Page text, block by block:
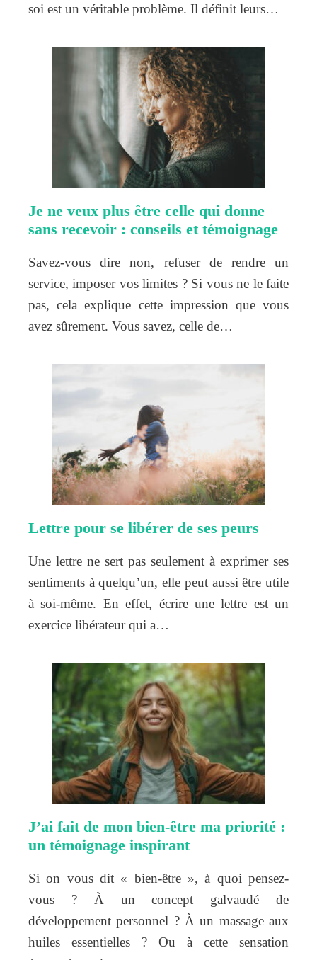
soi est un véritable problème. Il définit leurs…
Je ne veux plus être celle qui donne
sans recevoir : conseils et témoignage
Savez-vous dire non, refuser de rendre un
service, imposer vos limites ? Si vous ne le faite
pas, cela explique cette impression que vous
avez sûrement. Vous savez, celle de…
Lettre pour se libérer de ses peurs
Une lettre ne sert pas seulement à exprimer ses
sentiments à quelqu’un, elle peut aussi être utile
à soi-même. En effet, écrire une lettre est un
exercice libérateur qui a…
J’ai fait de mon bien-être ma priorité :
un témoignage inspirant
Si on vous dit « bien-être », à quoi pensez-
vous ? À un concept galvaudé de
développement personnel ? À un massage aux
huiles essentielles ? Ou à cette sensation